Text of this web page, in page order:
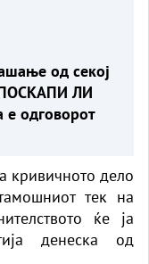
од секој
ЛИ
е одговорот
кривичното дело
тек на
ќе ја
денеска од